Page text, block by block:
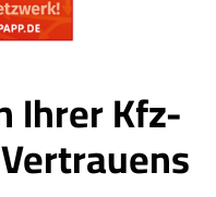
Ihrer Kfz-